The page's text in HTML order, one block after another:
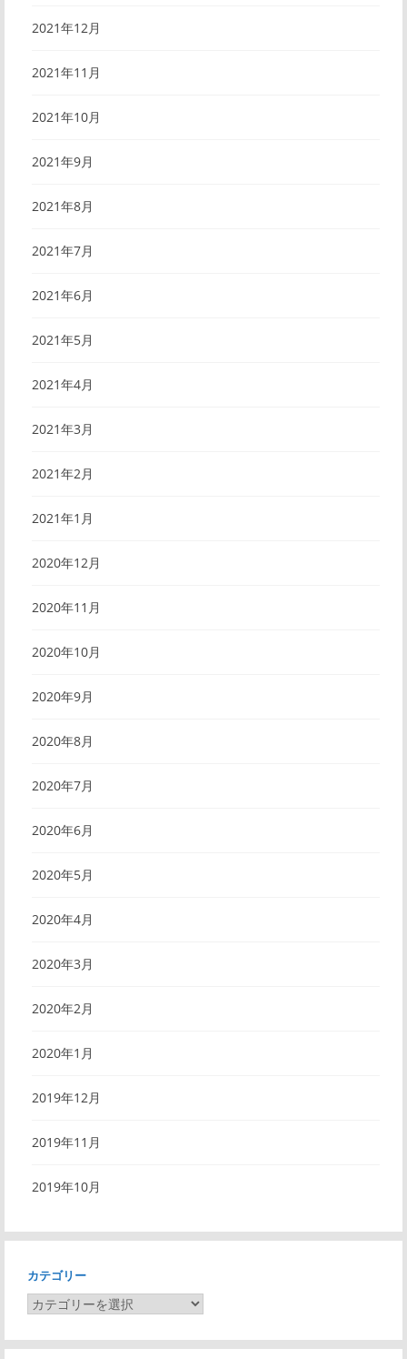
2021年12月
2021年11月
2021年10月
2021年9月
2021年8月
2021年7月
2021年6月
2021年5月
2021年4月
2021年3月
2021年2月
2021年1月
2020年12月
2020年11月
2020年10月
2020年9月
2020年8月
2020年7月
2020年6月
2020年5月
2020年4月
2020年3月
2020年2月
2020年1月
2019年12月
2019年11月
2019年10月
カテゴリー
カ
ゴ